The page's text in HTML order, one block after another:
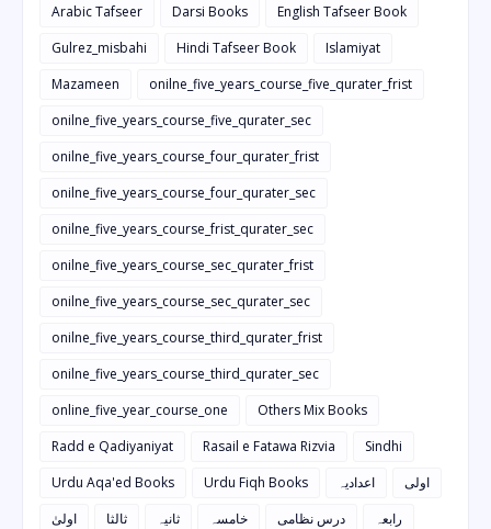
Arabic Tafseer
Darsi Books
English Tafseer Book
Gulrez_misbahi
Hindi Tafseer Book
Islamiyat
Mazameen
onilne_five_years_course_five_qurater_frist
onilne_five_years_course_five_qurater_sec
onilne_five_years_course_four_qurater_frist
onilne_five_years_course_four_qurater_sec
onilne_five_years_course_frist_qurater_sec
onilne_five_years_course_sec_qurater_frist
onilne_five_years_course_sec_qurater_sec
onilne_five_years_course_third_qurater_frist
onilne_five_years_course_third_qurater_sec
online_five_year_course_one
Others Mix Books
Radd e Qadiyaniyat
Rasail e Fatawa Rizvia
Sindhi
Urdu Aqa'ed Books
Urdu Fiqh Books اعدادیہ
اولی
اولیٰ
ثالثا ثانیہ خامسہ درس نظامی
رابعہ